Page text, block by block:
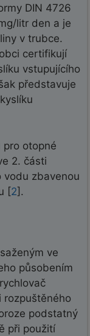
DIN 4726
litr den a je
v trubce.
certifikují
vstupujícího
představuje
pro otopné
2. části
vodu zbavenou
[2].
ve
působením
rozpuštěného
podstatný
při použití